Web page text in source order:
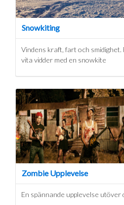
Snowkiting
Vindens kraft, fart och smidighet.
vita vidder med en snowkite
Zombie Upplevelse
En spännande upplevelse utöver